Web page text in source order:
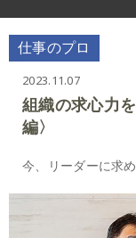
仕事のプロ
2023.11.07
組織の求心力
編〉
今、リーダーに求